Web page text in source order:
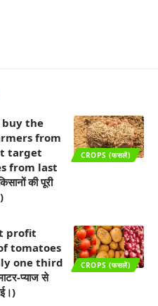
CROPS (फसलें)
the
from
target
from last
की पूरी
CROPS (फसलें)
profit
tomatoes
one third
प्याज से